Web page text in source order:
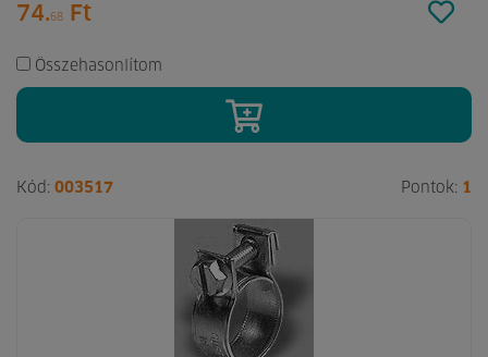
74.68 Ft
Összehasonlítom
Kód: 003517 Pontok: 1